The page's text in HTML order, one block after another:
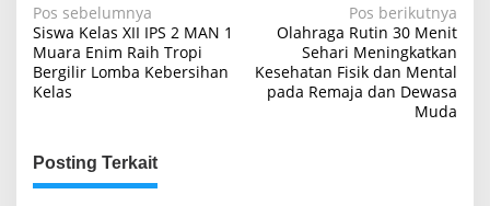
Navigasi
pos
Pos sebelumnya
Siswa Kelas XII IPS 2 MAN 1
Muara Enim Raih Tropi
Bergilir Lomba Kebersihan
Kelas
Pos berikutnya
Olahraga Rutin 30 Menit
Sehari Meningkatkan
Kesehatan Fisik dan Mental
pada Remaja dan Dewasa
Muda
Posting Terkait